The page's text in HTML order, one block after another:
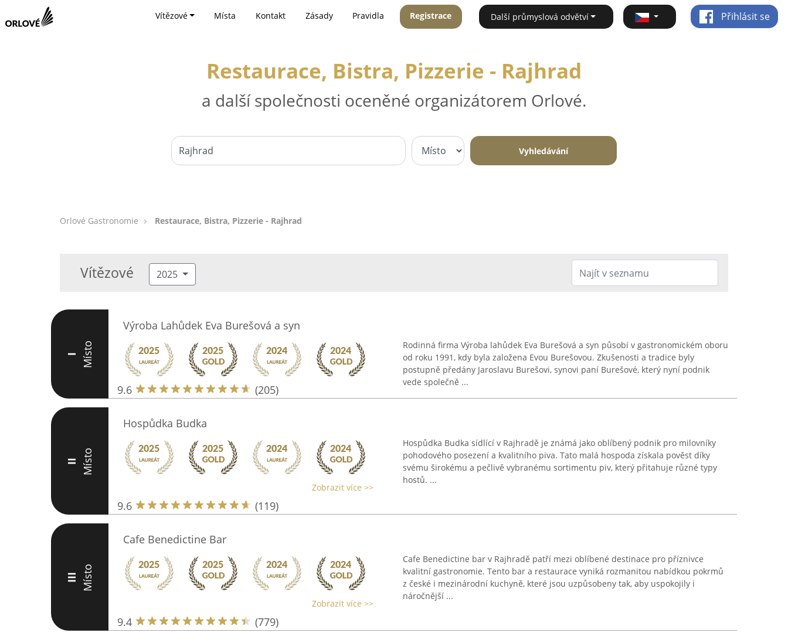
Vítězové Místa Kontakt Zásady Pravidla Registrace Další průmyslová odvětví Přihlásit se
Restaurace, Bistra, Pizzerie - Rajhrad
a další společnosti oceněné organizátorem Orlové.
Vyhledávání
Orlové Gastronomie Restaurace, Bistra, Pizzerie - Rajhrad
Vítězové 2025
I Místo
Výroba Lahůdek Eva Burešová a syn
9.6 (205)
Rodinná firma Výroba lahůdek Eva Burešová a syn působí v gastronomickém oboru
od roku 1991, kdy byla založena Evou Burešovou. Zkušenosti a tradice byly
postupně předány Jaroslavu Burešovi, synovi paní Burešové, který nyní podnik
vede společně ...
II Místo
Hospůdka Budka
Zobrazit více >>
9.6 (119)
Hospůdka Budka sídlící v Rajhradě je známá jako oblíbený podnik pro milovníky
pohodového posezení a kvalitního piva. Tato malá hospoda získala pověst díky
svému širokému a pečlivě vybranému sortimentu piv, který přitahuje různé typy
hostů. ...
III Místo
Cafe Benedictine Bar
Zobrazit více >>
9.4 (779)
Cafe Benedictine bar v Rajhradě patří mezi oblíbené destinace pro příznivce
kvalitní gastronomie. Tento bar a restaurace vyniká rozmanitou nabídkou pokrmů
z české i mezinárodní kuchyně, které jsou uzpůsobeny tak, aby uspokojily i
náročnější ...